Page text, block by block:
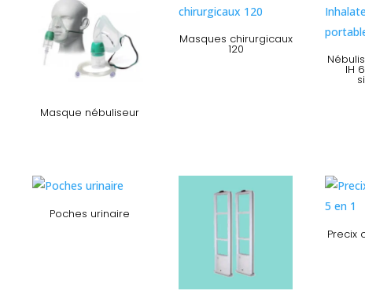
Masque nébuliseur
Masques chirurgicaux
120
IH
Poches urinaire
Precix